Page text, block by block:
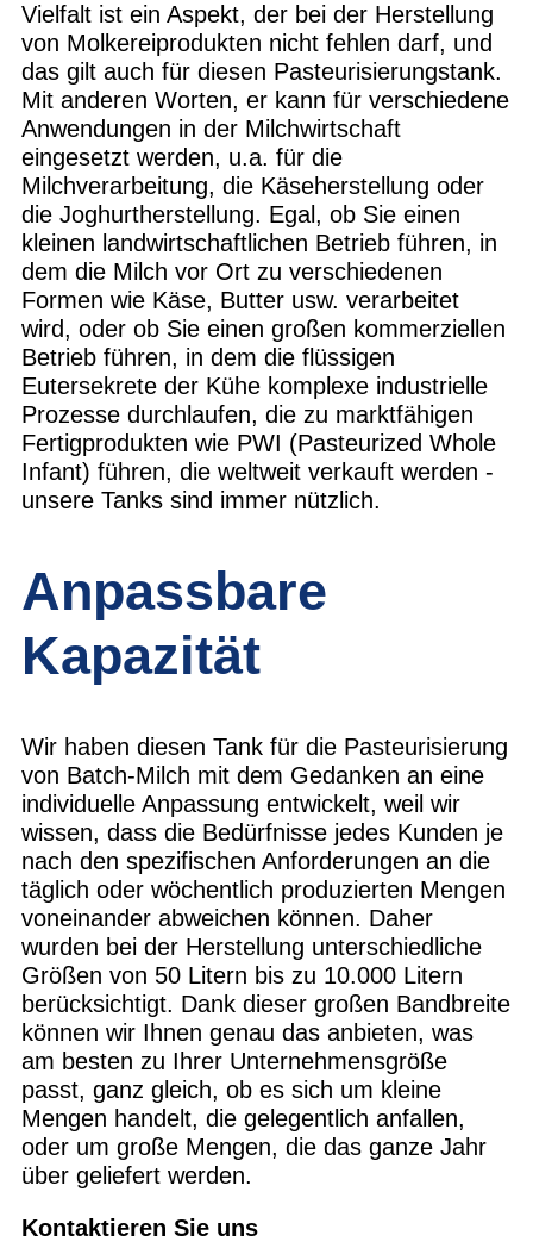
Vielfalt ist ein Aspekt, der bei der Herstellung
von Molkereiprodukten nicht fehlen darf, und
das gilt auch für diesen Pasteurisierungstank.
Mit anderen Worten, er kann für verschiedene
Anwendungen in der Milchwirtschaft
eingesetzt werden, u.a. für die
Milchverarbeitung, die Käseherstellung oder
die Joghurtherstellung. Egal, ob Sie einen
kleinen landwirtschaftlichen Betrieb führen, in
dem die Milch vor Ort zu verschiedenen
Formen wie Käse, Butter usw. verarbeitet
wird, oder ob Sie einen großen kommerziellen
Betrieb führen, in dem die flüssigen
Eutersekrete der Kühe komplexe industrielle
Prozesse durchlaufen, die zu marktfähigen
Fertigprodukten wie PWI (Pasteurized Whole
Infant) führen, die weltweit verkauft werden -
unsere Tanks sind immer nützlich.
Anpassbare
Kapazität
Wir haben diesen Tank für die Pasteurisierung
von Batch-Milch mit dem Gedanken an eine
individuelle Anpassung entwickelt, weil wir
wissen, dass die Bedürfnisse jedes Kunden je
nach den spezifischen Anforderungen an die
täglich oder wöchentlich produzierten Mengen
voneinander abweichen können. Daher
wurden bei der Herstellung unterschiedliche
Größen von 50 Litern bis zu 10.000 Litern
berücksichtigt. Dank dieser großen Bandbreite
können wir Ihnen genau das anbieten, was
am besten zu Ihrer Unternehmensgröße
passt, ganz gleich, ob es sich um kleine
Mengen handelt, die gelegentlich anfallen,
oder um große Mengen, die das ganze Jahr
über geliefert werden.
Kontaktieren Sie uns